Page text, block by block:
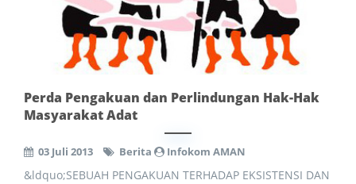
Perda Pengakuan dan Perlindungan Hak-Hak
Masyarakat Adat
03 Juli 2013 Berita Infokom AMAN
&ldquo;SEBUAH PENGAKUAN TERHADAP EKSISTENSI DAN